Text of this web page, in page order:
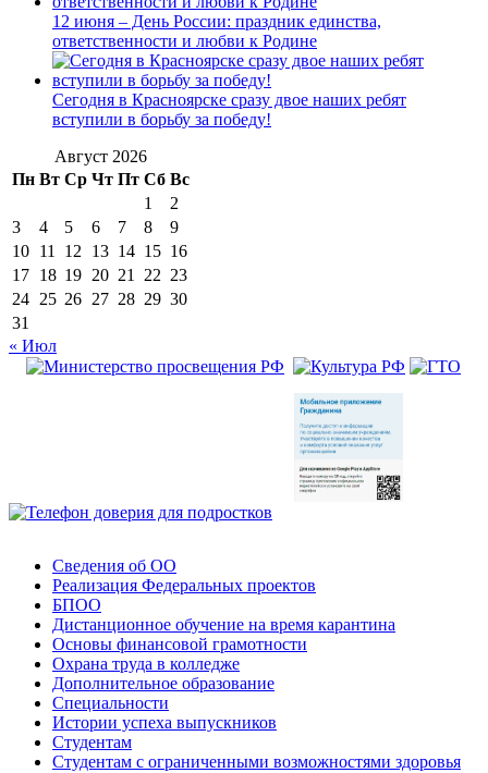
12 июня – День России: праздник единства,
ответственности и любви к Родине
Сегодня в Красноярске сразу двое наших ребят
вступили в борьбу за победу!
Август 2026
Пн Вт Ср Чт Пт Сб Вс
1
2
3
4 5 6 7 8
9
10 11 12 13 14 15 16
17 18 19 20 21 22 23
24 25 26 27 28 29 30
31
« Июл
Сведения об ОО
Реализация Федеральных проектов
БПОО
Дистанционное обучение на время карантина
Основы финансовой грамотности
Охрана труда в колледже
Дополнительное образование
Специальности
Истории успеха выпускников
Студентам
Студентам с ограниченными возможностями здоровья